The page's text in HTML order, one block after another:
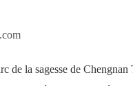
de la sagesse de Chengnan